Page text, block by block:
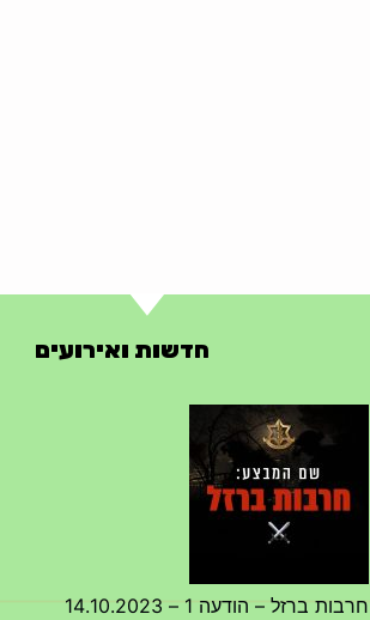
חדשות ואירועים
חרבות ברזל – הודעה 1 – 14.10.2023